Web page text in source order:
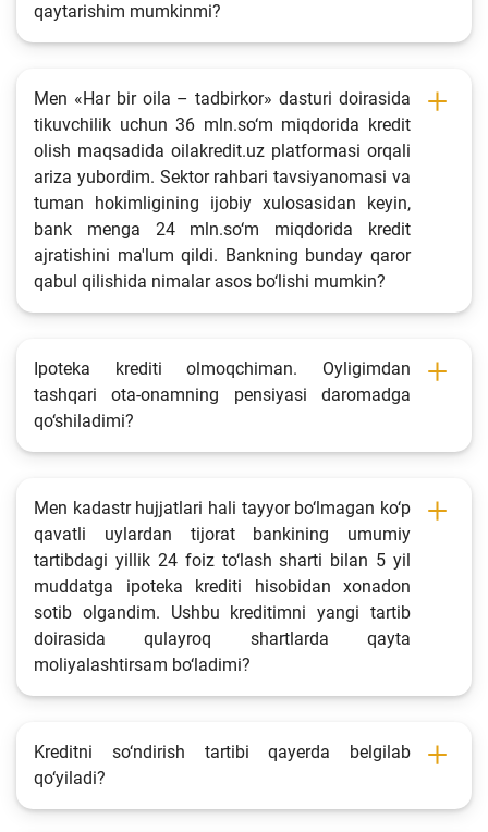
qaytarishim mumkinmi?
Men «Har bir oila – tadbirkor» dasturi doirasida
tikuvchilik uchun 36 mln.so‘m miqdorida kredit
olish maqsadida oilakredit.uz platformasi orqali
ariza yubordim. Sektor rahbari tavsiyanomasi va
tuman hokimligining ijobiy xulosasidan keyin,
bank menga 24 mln.so‘m miqdorida kredit
ajratishini ma'lum qildi. Bankning bunday qaror
qabul qilishida nimalar asos bo‘lishi mumkin?
Ipoteka krediti olmoqchiman. Oyligimdan
tashqari ota-onamning pensiyasi daromadga
qo‘shiladimi?
Men kadastr hujjatlari hali tayyor bo‘lmagan ko‘p
qavatli uylardan tijorat bankining umumiy
tartibdagi yillik 24 foiz to‘lash sharti bilan 5 yil
muddatga ipoteka krediti hisobidan xonadon
sotib olgandim. Ushbu kreditimni yangi tartib
doirasida qulayroq shartlarda qayta
moliyalashtirsam bo‘ladimi?
Kreditni so‘ndirish tartibi qayerda belgilab
qo‘yiladi?